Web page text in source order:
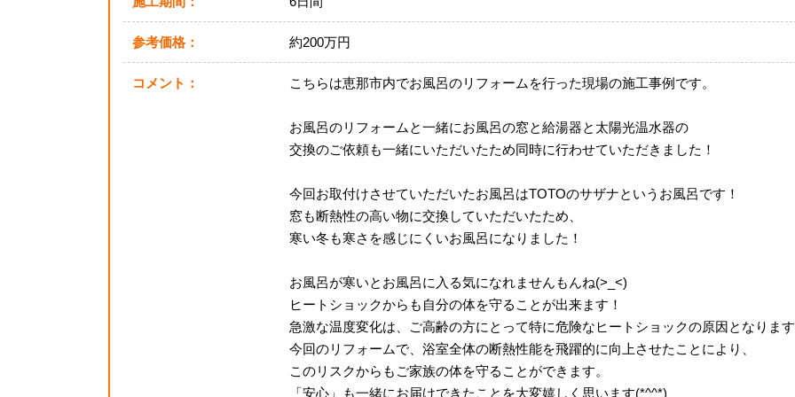
参考価格： 約200万円
コメント： こちらは恵那市内でお風呂のリフォームを行った現場の施工事例です。
お風呂のリフォームと一緒にお風呂の窓と給湯器と太陽光温水器の
交換のご依頼も一緒にいただいたため同時に行わせていただきました！
今回お取付けさせていただいたお風呂はTOTOのサザナというお風呂です！
窓も断熱性の高い物に交換していただいたため、
寒い冬も寒さを感じにくいお風呂になりました！
お風呂が寒いとお風呂に入る気になれませんもんね(>_<)
ヒートショックからも自分の体を守ることが出来ます！
急激な温度変化は、ご高齢の方にとって特に危険なヒートショックの原因となりま
今回のリフォームで、浴室全体の断熱性能を飛躍的に向上させたことにより、
このリスクからもご家族の体を守ることができます。
「安心」も一緒にお届けできたことを大変嬉しく思います(*^^*)